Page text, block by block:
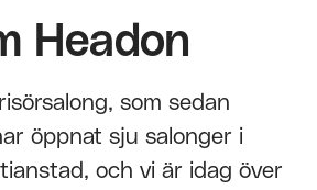
Headon
som sedan
öppnat sju salonger i
och vi är idag över